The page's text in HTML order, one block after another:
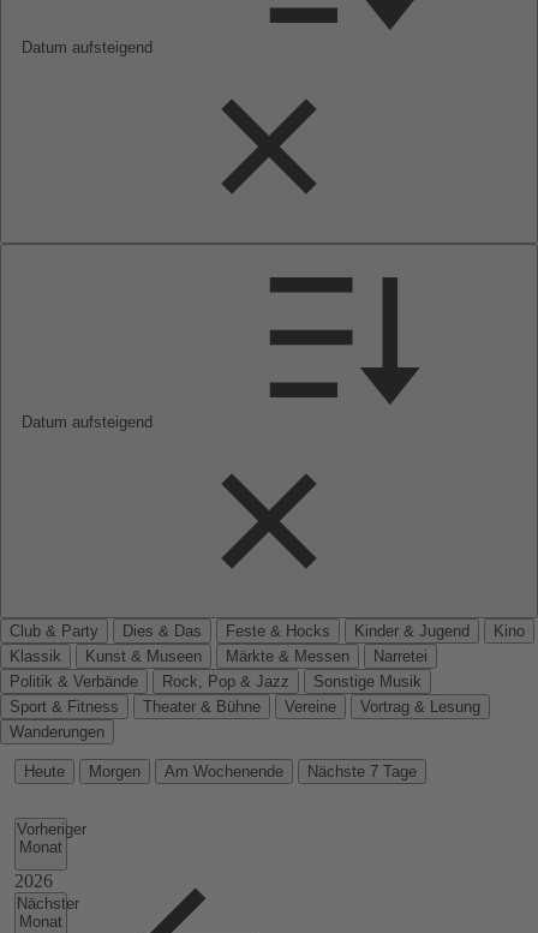
Datum aufsteigend
Datum aufsteigend
Club & Party Dies & Das Feste & Hocks Kinder & Jugend
Kino
Klassik
Kunst & Museen Märkte & Messen
Narretei
Politik & Verbände
Rock, Pop & Jazz
Sonstige Musik
Sport & Fitness
Theater & Bühne Vereine
Vortrag & Lesung
Wanderungen
Heute Morgen Am Wochenende Nächste 7 Tage
Vorheriger
Monat
Nächster
Monat